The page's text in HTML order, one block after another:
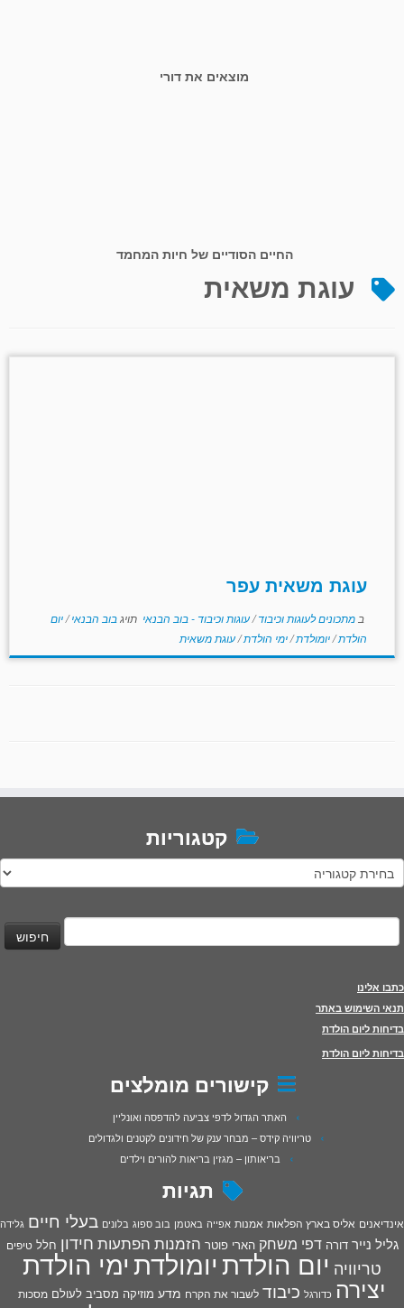
מוצאים את דורי
החיים הסודיים של חיות המחמד
עוגת משאית
עוגת משאית עפר
ב מתכונים לעוגות וכיבוד/עוגות וכיבוד - בוב הבנאי תויגבוב הבנאי/יום
הולדת/יומולדת/ימי הולדת/עוגת משאית
קטגוריות
קטגוריות
חיפוש:
כתבו אלינו
תנאי השימוש באתר
בדיחות ליום הולדת
בדיחות ליום הולדת
קישורים מומלצים
האתר הגדול לדפי צביעה להדפסה ואונליין
טריוויה קידס – מבחר ענק של חידונים לקטנים ולגדולים
בריאותון – מגזין בריאות להורים וילדים
תגיות
אינדיאנים אליס בארץ הפלאות אמנות אפייה באטמן בוב ספוג בלונים בעלי חיים גלידה
גליל נייר דורה דפי משחק הארי פוטר הזמנות הפתעות חידון חלל טיפים
טריוויה יום הולדתיומולדתימי הולדת
יצירה כדורגל כיבוד לשבור את הקרח מדע מוזיקה מסביב לעולם מסכות